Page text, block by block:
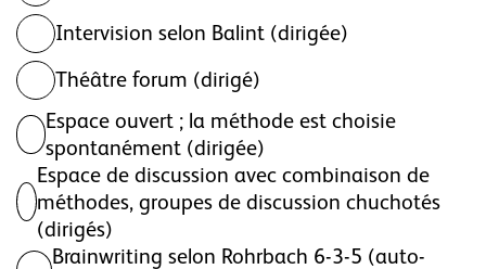
Intervision selon Balint (dirigée)
Théâtre forum (dirigé)
Espace ouvert ; la méthode est choisie
spontanément (dirigée)
Espace de discussion avec combinaison de
méthodes, groupes de discussion chuchotés
(dirigés)
Brainwriting selon Rohrbach 6-3-5 (auto-